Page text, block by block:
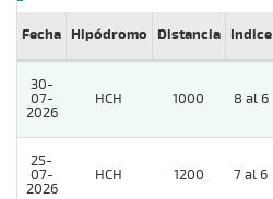
Fecha Hipódromo Distancia Indice
30-
07-
2026
HCH 1000 8 al 6
25-
07-
2026
HCH 1200 7 al 6